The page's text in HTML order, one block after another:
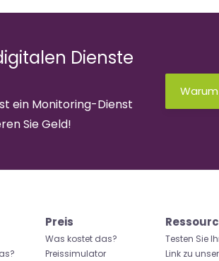
Dienste
ein Monitoring-Dienst
Sie Geld!
Preis
Was kostet das?
Preissimulator
Testen Sie
Link zu